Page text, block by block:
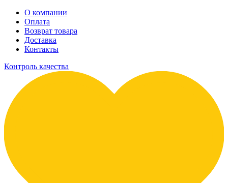
О компании
Оплата
Возврат товара
Доставка
Контакты
Контроль качества